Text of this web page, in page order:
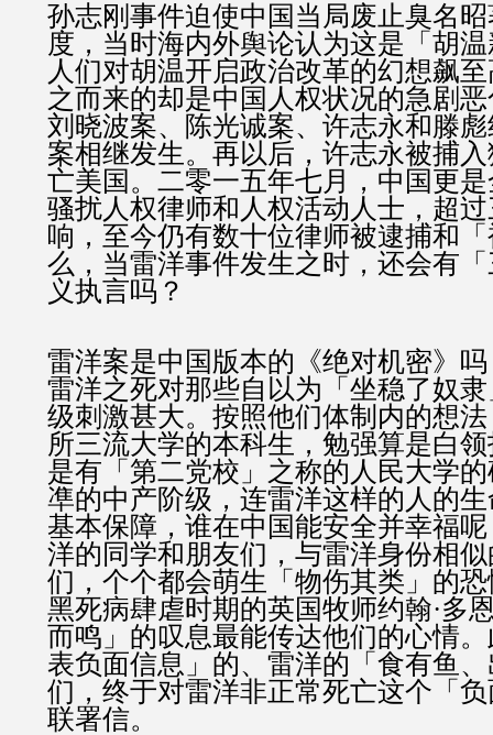
孙志刚事件迫使中国当局废止臭名
度，当时海内外舆论认为这是「胡
人们对胡温开启政治改革的幻想飙
之而来的却是中国人权状况的急剧
刘晓波案、陈光诚案、许志永和滕
案相继发生。再以后，许志永被捕
亡美国。二零一五年七月，中国更
骚扰人权律师和人权活动人士，超
响，至今仍有数十位律师被逮捕和
么，当雷洋事件发生之时，还会有
义执言吗？
雷洋案是中国版本的《绝对机密》
雷洋之死对那些自以为「坐稳了奴
级刺激甚大。按照他们体制内的想
所三流大学的本科生，勉强算是白
是有「第二党校」之称的人民大学
凖的中产阶级，连雷洋这样的人的
基本保障，谁在中国能安全并幸福
洋的同学和朋友们，与雷洋身份相
们，个个都会萌生「物伤其类」的
黑死病肆虐时期的英国牧师约翰·多
而鸣」的叹息最能传达他们的心情
表负面信息」的、雷洋的「食有鱼
们，终于对雷洋非正常死亡这个「
联署信。